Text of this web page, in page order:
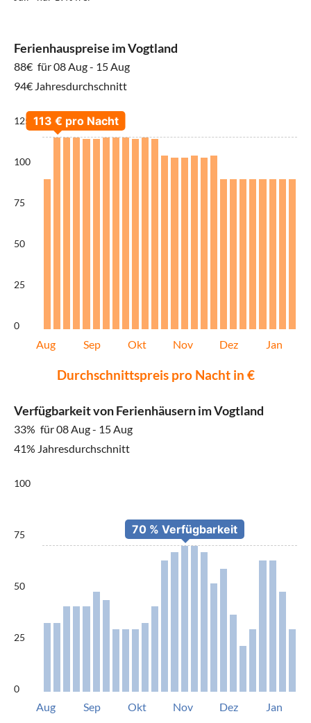
Ferienhauspreise im Vogtland
88€ für 08 Aug - 15 Aug
94€ Jahresdurchschnitt
125
100
75
50
25
0
Aug Sep Okt Nov Dez Jan
Durchschnittspreis pro Nacht in €
Verfügbarkeit von Ferienhäusern im Vogtland
33% für 08 Aug - 15 Aug
41% Jahresdurchschnitt
100
75
50
25
0
Aug Sep Okt Nov Dez Jan